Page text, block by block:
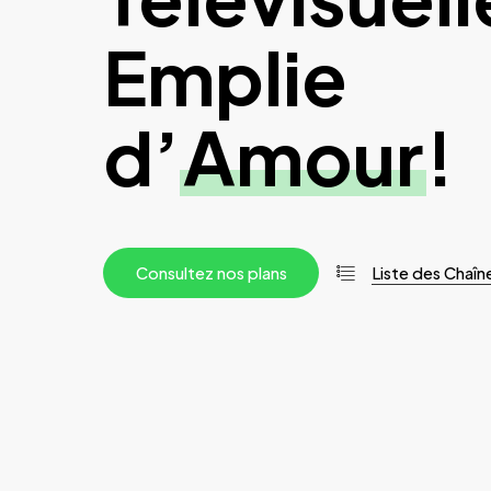
Emplie
d’Amour!
Consultez nos plans Liste des